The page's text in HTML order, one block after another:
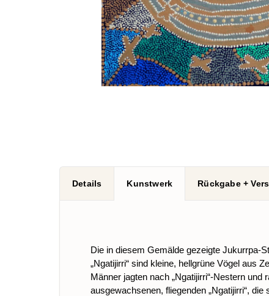
Details Kunstwerk Rückgabe +
Die in diesem Gemälde gezeigte Jukurrpa-
„Ngatijirri“ sind kleine, hellgrüne Vögel aus
Männer jagten nach „Ngatijirri“-Nestern
ausgewachsenen, fliegenden „Ngatijirri“,